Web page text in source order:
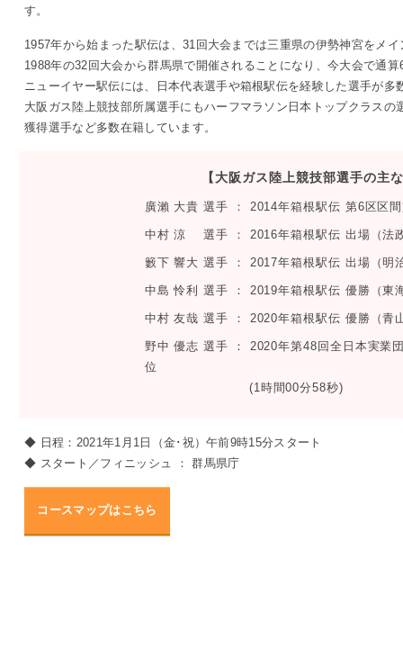
採用情報
プレスリリース
す。
1957年から始まった駅伝は、31回大会までは三重県の伊勢神宮をメ
1988年の32回大会から群馬県で開催されることになり、今大会で通
ニューイヤー駅伝には、日本代表選手や箱根駅伝を経験した選手が多
大阪ガス陸上競技部所属選手にもハーフマラソン日本トップクラス
獲得選手など多数在籍しています。
【大阪ガス陸上競技部選手の主
廣瀨 大貴 選手 ： 2014年箱根駅伝 第6区区
中村 涼 選手 ： 2016年箱根駅伝 出場（法
籔下 響大 選手 ： 2017年箱根駅伝 出場（明
中島 怜利 選手 ： 2019年箱根駅伝 優勝（東
中村 友哉 選手 ： 2020年箱根駅伝 優勝（青
野中 優志 選手 ： 2020年第48回全日本実業
位
(1時間00分58秒)
◆ 日程：2021年1月1日（金･祝）午前9時15分スタート
◆ スタート／フィニッシュ ： 群馬県庁
コースマップはこちら